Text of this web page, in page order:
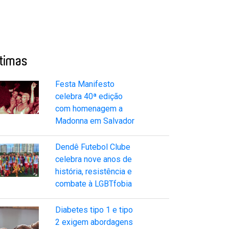
Festa Manifesto
celebra 40ª edição
com homenagem a
Madonna em Salvador
Dendê Futebol Clube
celebra nove anos de
história, resistência e
combate à LGBTfobia
Diabetes tipo 1 e tipo
2 exigem abordagens